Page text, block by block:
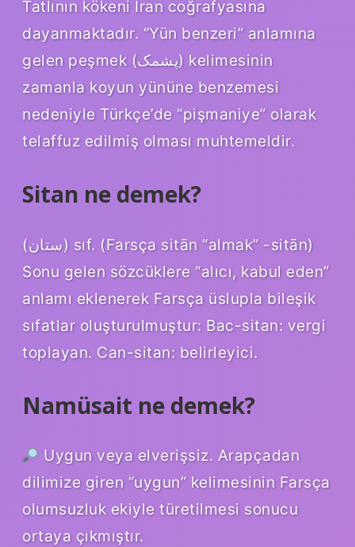
Tatlının kökeni İran coğrafyasına
dayanmaktadır. “Yün benzeri” anlamına
gelen peşmek (پشمک) kelimesinin
zamanla koyun yününe benzemesi
nedeniyle Türkçe’de “pişmaniye” olarak
telaffuz edilmiş olması muhtemeldir.
Sitan ne demek?
(ﺳﺘﺎﻥ) sıf. (Farsça sitān “almak” -sitān)
Sonu gelen sözcüklere “alıcı, kabul eden”
anlamı eklenerek Farsça üslupla bileşik
sıfatlar oluşturulmuştur: Bac-sitan: vergi
toplayan. Can-sitan: belirleyici.
Namüsait ne demek?
Uygun veya elverişsiz. Arapçadan
dilimize giren “uygun” kelimesinin Farsça
olumsuzluk ekiyle türetilmesi sonucu
ortaya çıkmıştır.